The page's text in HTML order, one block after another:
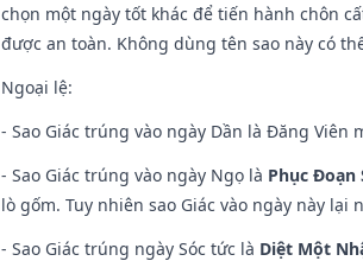
chọn một ngày tốt khác để tiến hành chôn
được an toàn. Không dùng tên sao này có
Ngoại lệ:
- Sao Giác trúng vào ngày Dần là Đăng
- Sao Giác trúng vào ngày Ngọ là Phục Đoạn
lò gốm. Tuy nhiên sao Giác vào ngày này
- Sao Giác trúng ngày Sóc tức là Diệt Một